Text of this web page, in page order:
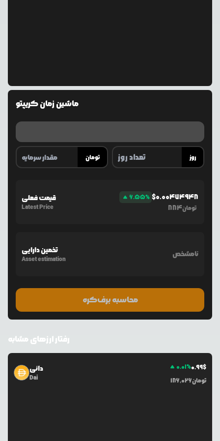
ماشین زمان کریپتو
تومان روز
قیمت فعلی
Latest Price
6.55% $0.00474948
884تومان
تخمین دارایی
Asset estimation
نامشخص
محاسبه برف‌کره
رفتار ارزهای مشابه
دائی
Dai
0.01%0.99$
186,026تومان